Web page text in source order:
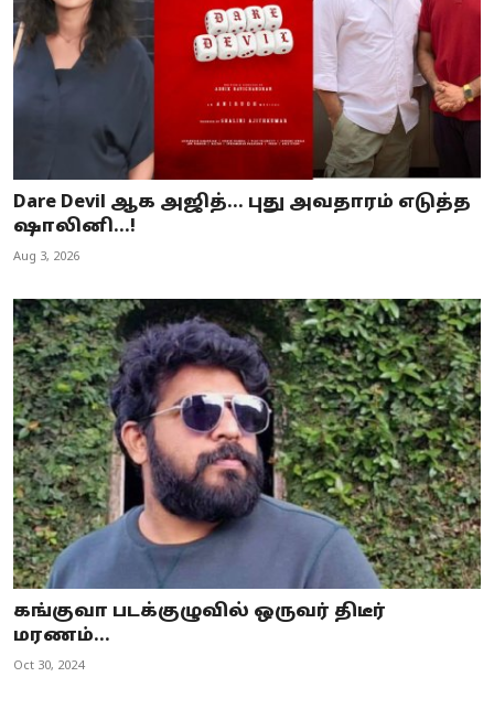
Dare Devil ஆக அஜித்... புது அவதாரம் எடுத்த
ஷாலினி...!
Aug 3, 2026
கங்குவா படக்குழுவில் ஒருவர் திடீர்
மரணம்...
Oct 30, 2024